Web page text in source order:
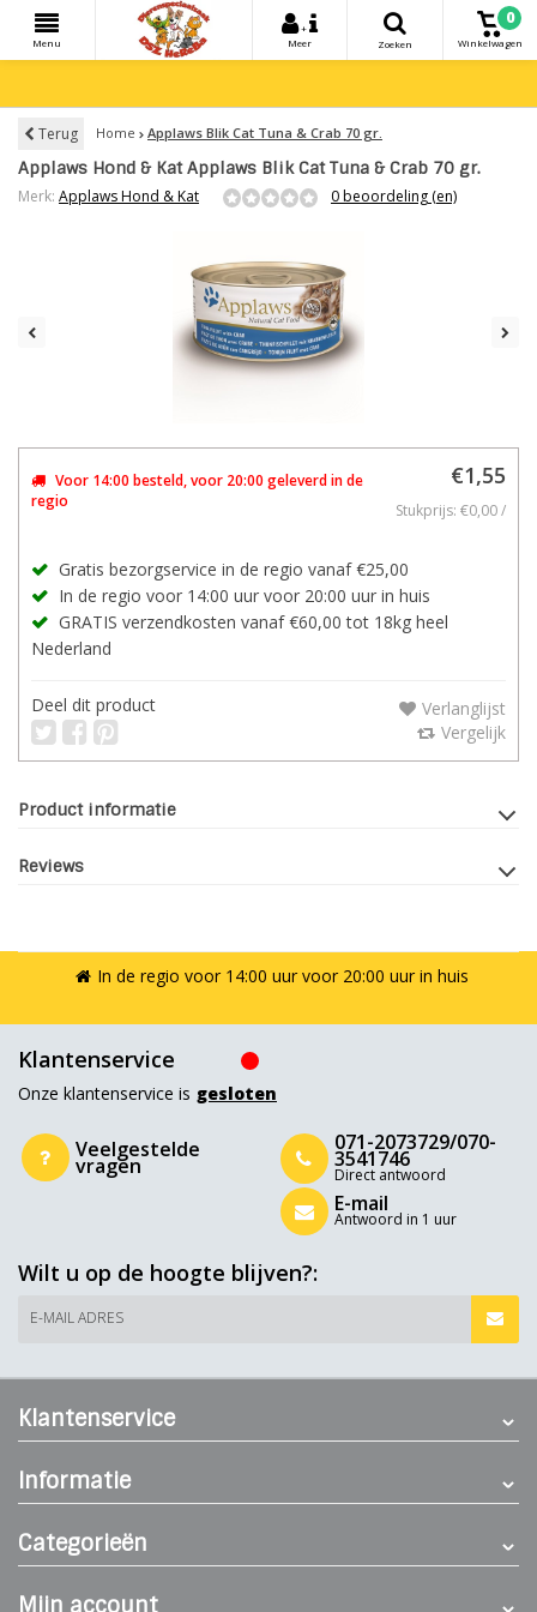
Menu
+
Meer
Zoeken
0
Winkelwagen
Terug Home Applaws Blik Cat Tuna & Crab 70 gr.
Applaws Hond & Kat Applaws Blik Cat Tuna & Crab 70 gr.
Merk: Applaws Hond & Kat 0 beoordeling (en)
Voor 14:00 besteld, voor 20:00 geleverd in de
regio
€1,55
Stukprijs: €0,00 /
Gratis bezorgservice in de regio vanaf €25,00
In de regio voor 14:00 uur voor 20:00 uur in huis
GRATIS verzendkosten vanaf €60,00 tot 18kg heel
Nederland
Deel dit product
Verlanglijst
Vergelijk
Product informatie
Reviews
In de regio voor 14:00 uur voor 20:00 uur in huis
Klantenservice
Onze klantenservice is gesloten
Veelgestelde
vragen
071-2073729/070-
3541746
Direct antwoord
E-mail
Antwoord in 1 uur
Wilt u op de hoogte blijven?:
E-MAIL ADRES
Klantenservice
Informatie
Categorieën
Mijn account